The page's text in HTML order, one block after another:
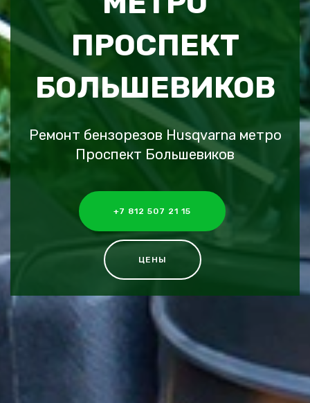
ПРОСПЕКТ
БОЛЬШЕВИКОВ
Ремонт бензорезов Husqvarna метро
Проспект Большевиков
+7 812 507 21 15
ЦЕНЫ